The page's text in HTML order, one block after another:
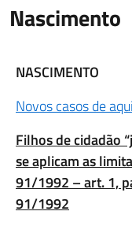
Nascimento
NASCIMENTO
Novos casos de
Filhos de cidadão
se aplicam as
91/1992 – art. 1,
91/1992